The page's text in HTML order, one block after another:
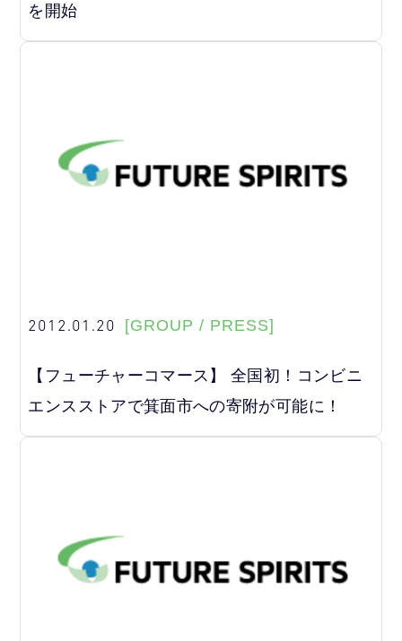
を開始
2012.01.20 [GROUP / PRESS]
【フューチャーコマース】 全国初！コンビニ
エンスストアで箕面市への寄附が可能に！